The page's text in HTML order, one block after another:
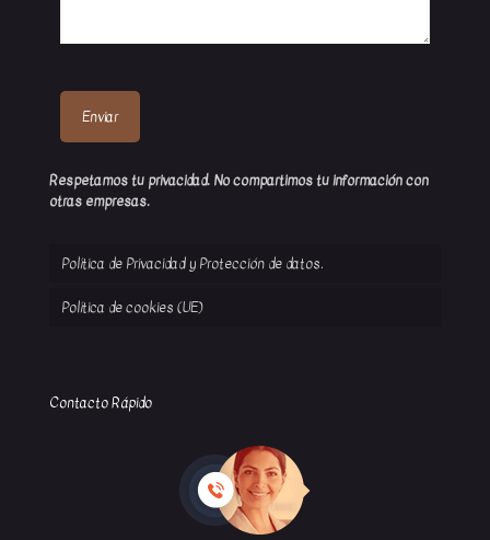
Respetamos tu privacidad. No compartimos tu información con
otras empresas.
Política de Privacidad y Protección de datos.
Política de cookies (UE)
Contacto Rápido